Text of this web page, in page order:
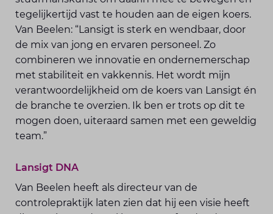
tegelijkertijd vast te houden aan de eigen koers.
Van Beelen: “Lansigt is sterk en wendbaar, door
de mix van jong en ervaren personeel. Zo
combineren we innovatie en ondernemerschap
met stabiliteit en vakkennis. Het wordt mijn
verantwoordelijkheid om de koers van Lansigt én
de branche te overzien. Ik ben er trots op dit te
mogen doen, uiteraard samen met een geweldig
team.”
Lansigt DNA
Van Beelen heeft als directeur van de
controlepraktijk laten zien dat hij een visie heeft